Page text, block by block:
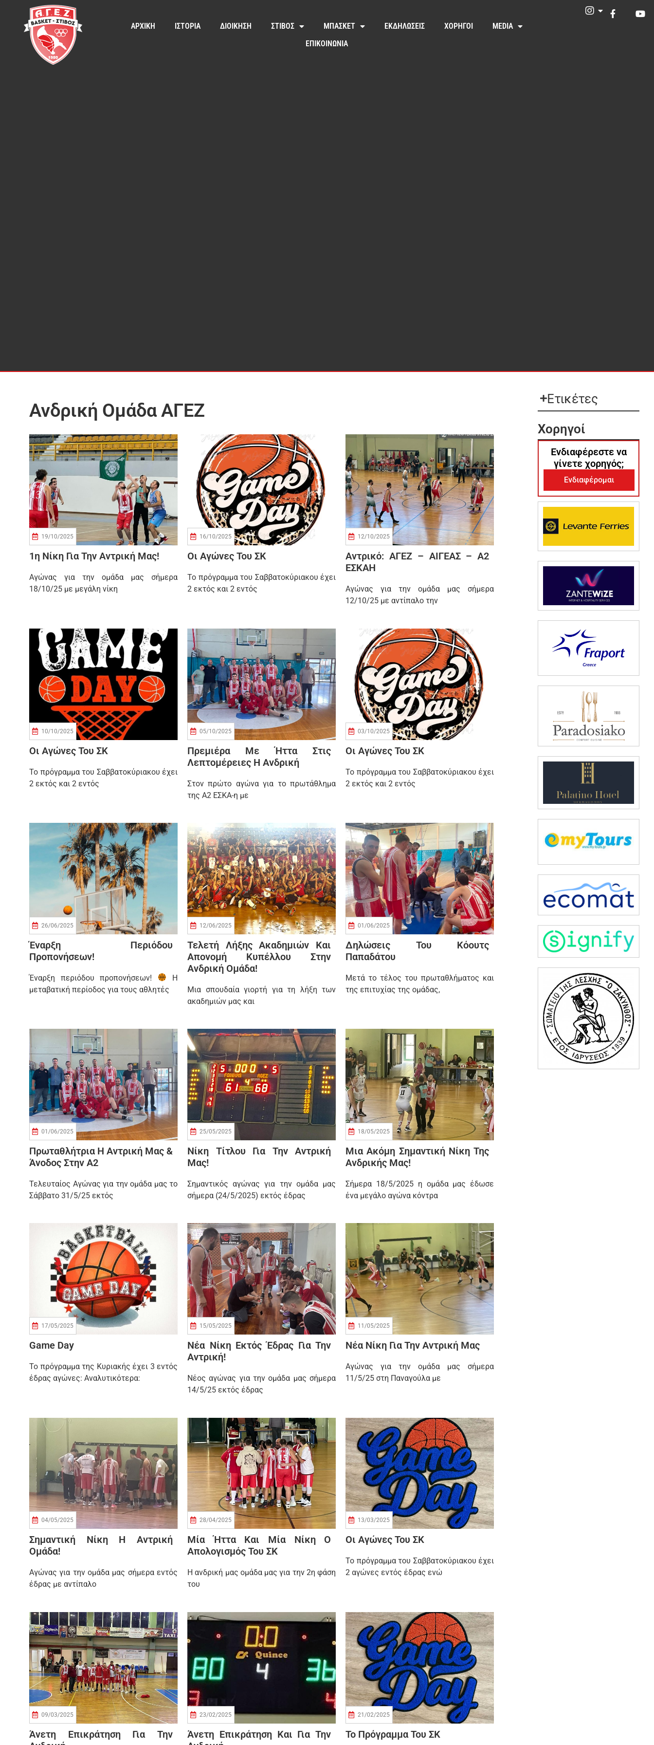
ΑΡΧΙΚΗ ΙΣΤΟΡΙΑ ΔΙΟΙΚΗΣΗ ΣΤΙΒΟΣ ΜΠΑΣΚΕΤ ΕΚΔΗΛΩΣΕΙΣ ΧΟΡΗΓΟΙ
MEDIA
ΕΠΙΚΟΙΝΩΝΙΑ
Ανδρική Ομάδα ΑΓΕΖ
19/10/2025
1η Νίκη Για Την Αντρική Μας!
Αγώνας για την ομάδα μας σήμερα
18/10/25 με μεγάλη νίκη
16/10/2025
Οι Αγώνες Του ΣΚ
Το πρόγραμμα του Σαββατοκύριακου έχει
2 εκτός και 2 εντός
12/10/2025
Αντρικό: ΑΓΕΖ – ΑΙΓΕΑΣ – Α2
ΕΣΚΑΗ
Αγώνας για την ομάδα μας σήμερα
12/10/25 με αντίπαλο την
10/10/2025
Οι Αγώνες Του ΣΚ
Το πρόγραμμα του Σαββατοκύριακου έχει
2 εκτός και 2 εντός
05/10/2025
Πρεμιέρα Με Ήττα Στις
Λεπτομέρειες Η Ανδρική
Στον πρώτο αγώνα για το πρωτάθλημα
της Α2 ΕΣΚΑ-η με
03/10/2025
Οι Αγώνες Του ΣΚ
Το πρόγραμμα του Σαββατοκύριακου έχει
2 εκτός και 2 εντός
26/06/2025
Έναρξη Περιόδου
Προπονήσεων!
Έναρξη περιόδου προπονήσεων!
Η
μεταβατική περίοδος για τους αθλητές
12/06/2025
Τελετή Λήξης Ακαδημιών Και
Απονομή Κυπέλλου Στην
Ανδρική Ομάδα!
Μια σπουδαία γιορτή για τη λήξη των
ακαδημιών μας και
01/06/2025
Δηλώσεις Του Κόουτς
Παπαδάτου
Μετά το τέλος του πρωταθλήματος και
της επιτυχίας της ομάδας,
01/06/2025
Πρωταθλήτρια Η Αντρική Μας &
Άνοδος Στην Α2
Τελευταίος Αγώνας για την ομάδα μας το
Σάββατο 31/5/25 εκτός
25/05/2025
Νίκη Τίτλου Για Την Αντρική
Μας!
Σημαντικός αγώνας για την ομάδα μας
σήμερα (24/5/2025) εκτός έδρας
18/05/2025
Μια Ακόμη Σημαντική Νίκη Της
Ανδρικής Μας!
Σήμερα 18/5/2025 η ομάδα μας έδωσε
ένα μεγάλο αγώνα κόντρα
17/05/2025
Game Day
Το πρόγραμμα της Κυριακής έχει 3 εντός
έδρας αγώνες: Αναλυτικότερα:
15/05/2025
Νέα Νίκη Εκτός Έδρας Για Την
Αντρική!
Νέος αγώνας για την ομάδα μας σήμερα
14/5/25 εκτός έδρας
11/05/2025
Νέα Νίκη Για Την Αντρική Μας
Αγώνας για την ομάδα μας σήμερα
11/5/25 στη Παναγούλα με
04/05/2025
Σημαντική Νίκη Η Αντρική
Ομάδα!
Αγώνας για την ομάδα μας σήμερα εντός
έδρας με αντίπαλο
28/04/2025
Μία Ήττα Και Μία Νίκη Ο
Απολογισμός Του ΣΚ
Η ανδρική μας ομάδα μας για την 2η φάση
του
13/03/2025
Οι Αγώνες Του ΣΚ
Το πρόγραμμα του Σαββατοκύριακου έχει
2 αγώνες εντός έδρας ενώ
09/03/2025
Άνετη Επικράτηση Για Την
23/02/2025
Άνετη Επικράτηση Και Για Την
21/02/2025
Το Πρόγραμμα Του ΣΚ
Ετικέτες
Χορηγοί
Ενδιαφέρεστε να
γίνετε χορηγός;
Ενδιαφέρομαι